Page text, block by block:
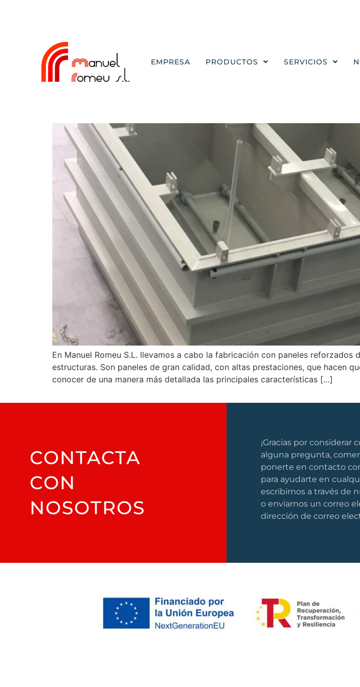
EMPRESA PRODUCTOS SERVICIOS
Tag:
Fabricación con paneles reforzados
En Manuel Romeu S.L. llevamos a cabo la fabricación con paneles
estructuras. Son paneles de gran calidad, con altas prestaciones, que hacen
conocer de una manera más detallada las principales características […]
CONTACTA
CON
NOSOTROS
¡Gracias por
alguna pregunta,
ponerte en contacto
para ayudarte en
escribirnos a través de
o enviarnos un correo
dirección de correo